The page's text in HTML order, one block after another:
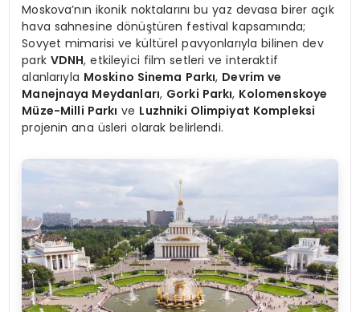
Moskova’nın ikonik noktalarını bu yaz devasa birer açık
hava sahnesine dönüştüren festival kapsamında;
Sovyet mimarisi ve kültürel pavyonlarıyla bilinen dev
park VDNH, etkileyici film setleri ve interaktif
alanlarıyla Moskino Sinema Parkı, Devrim ve
Manejnaya Meydanları, Gorki Parkı, Kolomenskoye
Müze-Milli Parkı ve Luzhniki Olimpiyat Kompleksi
projenin ana üsleri olarak belirlendi.